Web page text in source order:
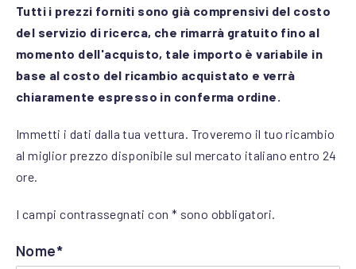
Tutti i prezzi forniti sono già comprensivi del costo
del servizio di ricerca, che rimarrà gratuito fino al
momento dell'acquisto, tale importo è variabile in
base al costo del ricambio acquistato e verrà
chiaramente espresso in conferma ordine.
Immetti i dati dalla tua vettura. Troveremo il tuo ricambio
al miglior prezzo disponibile sul mercato italiano entro 24
ore.
I campi contrassegnati con * sono obbligatori.
Nome*